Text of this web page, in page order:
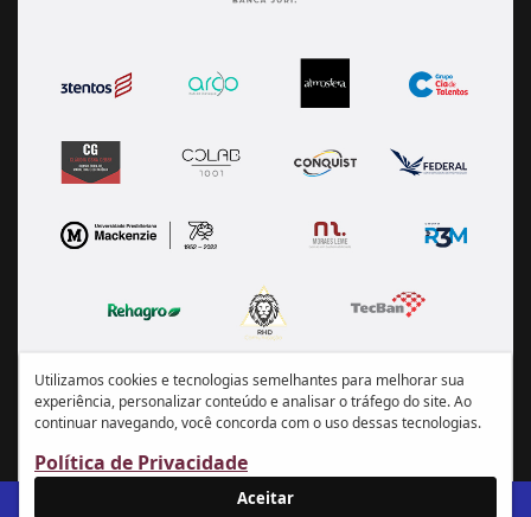
Utilizamos cookies e tecnologias semelhantes para melhorar sua
experiência, personalizar conteúdo e analisar o tráfego do site. Ao
continuar navegando, você concorda com o uso dessas tecnologias.
Política de Privacidade
Aceitar